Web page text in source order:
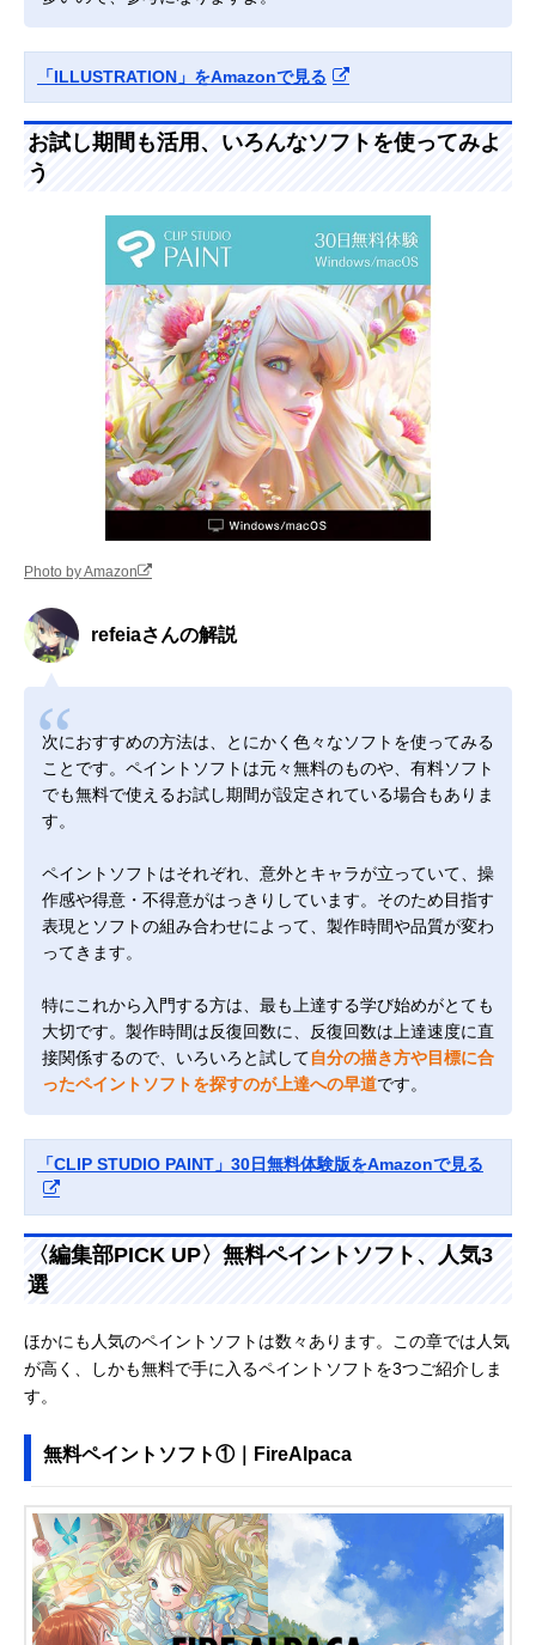
「ILLUSTRATION」をAmazonで見る
お試し期間も活用、いろんなソフトを使ってみよ
う
Photo by Amazon
refeiaさんの解説
次におすすめの方法は、とにかく色々なソフトを使ってみる
ことです。ペイントソフトは元々無料のものや、有料ソフト
でも無料で使えるお試し期間が設定されている場合もありま
す。
ペイントソフトはそれぞれ、意外とキャラが立っていて、操
作感や得意・不得意がはっきりしています。そのため目指す
表現とソフトの組み合わせによって、製作時間や品質が変わ
ってきます。
特にこれから入門する方は、最も上達する学び始めがとても
大切です。製作時間は反復回数に、反復回数は上達速度に直
接関係するので、いろいろと試して自分の描き方や目標に合
ったペイントソフトを探すのが上達への早道です。
「CLIP STUDIO PAINT」30日無料体験版をAmazonで見る
〈編集部PICK UP〉無料ペイントソフト、人気3
選
ほかにも人気のペイントソフトは数々あります。この章では人気
が高く、しかも無料で手に入るペイントソフトを3つご紹介しま
す。
無料ペイントソフト①｜FireAlpaca